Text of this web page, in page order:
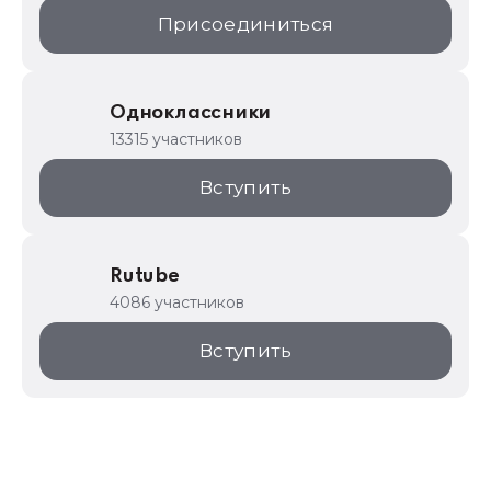
Присоединиться
Одноклассники
13315 участников
Вступить
Rutube
4086 участников
Вступить